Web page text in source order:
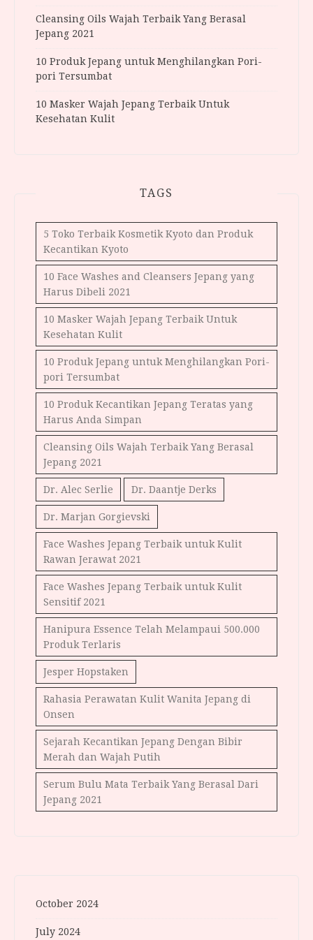
Cleansing Oils Wajah Terbaik Yang Berasal
Jepang 2021
10 Produk Jepang untuk Menghilangkan Pori-
pori Tersumbat
10 Masker Wajah Jepang Terbaik Untuk
Kesehatan Kulit
TAGS
5 Toko Terbaik Kosmetik Kyoto dan Produk
Kecantikan Kyoto
10 Face Washes and Cleansers Jepang yang
Harus Dibeli 2021
10 Masker Wajah Jepang Terbaik Untuk
Kesehatan Kulit
10 Produk Jepang untuk Menghilangkan Pori-
pori Tersumbat
10 Produk Kecantikan Jepang Teratas yang
Harus Anda Simpan
Cleansing Oils Wajah Terbaik Yang Berasal
Jepang 2021
Dr. Alec Serlie Dr. Daantje Derks
Dr. Marjan Gorgievski
Face Washes Jepang Terbaik untuk Kulit
Rawan Jerawat 2021
Face Washes Jepang Terbaik untuk Kulit
Sensitif 2021
Hanipura Essence Telah Melampaui 500.000
Produk Terlaris
Jesper Hopstaken
Rahasia Perawatan Kulit Wanita Jepang di
Onsen
Sejarah Kecantikan Jepang Dengan Bibir
Merah dan Wajah Putih
Serum Bulu Mata Terbaik Yang Berasal Dari
Jepang 2021
October 2024
July 2024